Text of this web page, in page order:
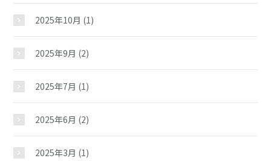
2025年10月 (1)
2025年9月 (2)
2025年7月 (1)
2025年6月 (2)
2025年3月 (1)